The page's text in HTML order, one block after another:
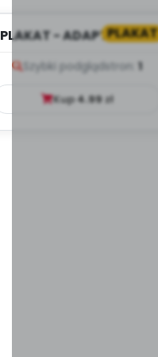
PLAKAT
PLAKAT - ADAPTACJA -
Szybki podglądstron: 1
Kup4.99zł